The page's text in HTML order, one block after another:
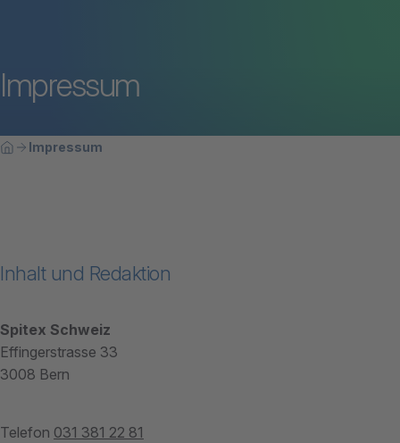
Impressum
Breadcrumbnavigation
Sie befinden sich hier:
HomeImpressum
Inhalt und Redaktion
Spitex Schweiz
Effingerstrasse 33
3008 Bern
Telefon 031 381 22 81